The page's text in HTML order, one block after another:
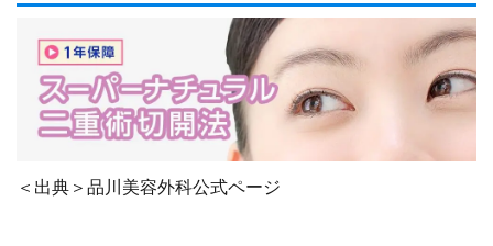
＜出典＞品川美容外科公式ページ